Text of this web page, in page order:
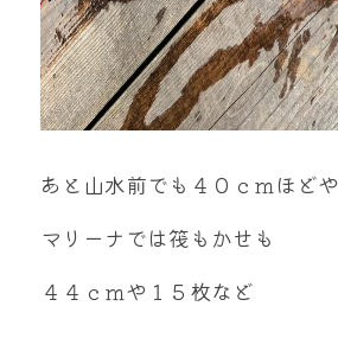
あと山水前でも４０ｃｍほどや
マリーナでは筏もかせも
４４ｃｍや１５枚など